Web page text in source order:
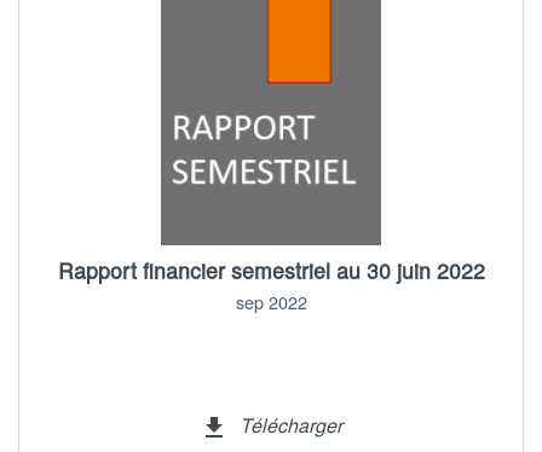
Rapport financier semestriel au 30 juin 2022
sep 2022
file_download Télécharger